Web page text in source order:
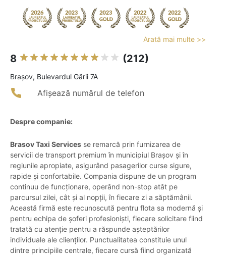
Arată mai multe >>
8 (212)
Braşov, Bulevardul Gării 7A
Afișează numărul de telefon
Despre companie:
Brasov Taxi Services se remarcă prin furnizarea de
servicii de transport premium în municipiul Brașov și în
regiunile apropiate, asigurând pasagerilor curse sigure,
rapide și confortabile. Compania dispune de un program
continuu de funcționare, operând non-stop atât pe
parcursul zilei, cât și al nopții, în fiecare zi a săptămânii.
Această firmă este recunoscută pentru flota sa modernă și
pentru echipa de șoferi profesioniști, fiecare solicitare fiind
tratată cu atenție pentru a răspunde așteptărilor
individuale ale clienților. Punctualitatea constituie unul
dintre principiile centrale, fiecare cursă fiind organizată